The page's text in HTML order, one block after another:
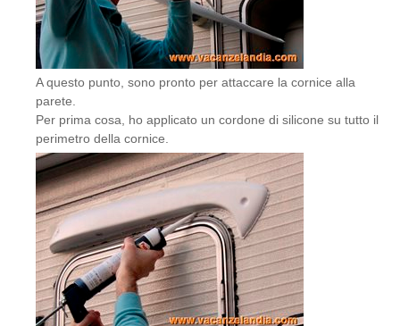
A questo punto, sono pronto per attaccare la cornice alla
parete.
Per prima cosa, ho applicato un cordone di silicone su tutto il
perimetro della cornice.